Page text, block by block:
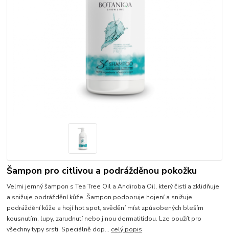
Šampon pro citlivou a podrážděnou pokožku
Velmi jemný šampon s Tea Tree Oil a Andiroba Oil, který čistí a zklidňuje
a snižuje podráždění kůže. Šampon podporuje hojení a snižuje
podráždění kůže a hojí hot spot, svědění míst způsobených bleším
kousnutím, lupy, zarudnutí nebo jinou dermatitidou. Lze použít pro
všechny typy srsti. Speciálně dop... celý popis